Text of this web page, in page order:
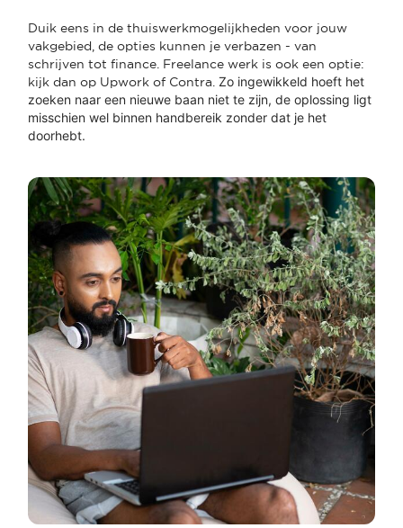
Duik eens in de thuiswerkmogelijkheden voor jouw
vakgebied, de opties kunnen je verbazen - van
schrijven tot finance. Freelance werk is ook een optie:
kijk dan op Upwork of Contra. Zo ingewikkeld hoeft het
zoeken naar een nieuwe baan niet te zijn, de oplossing ligt
misschien wel binnen handbereik zonder dat je het
doorhebt.